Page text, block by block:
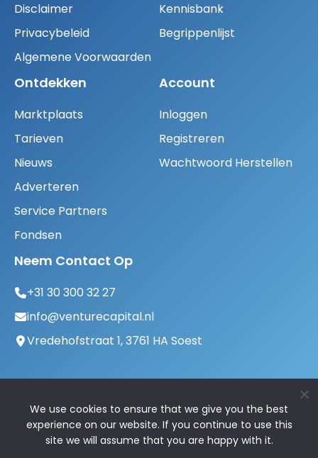
Disclaimer
Privacybeleid
Algemene Voorwaarden
Kennisbank
Begrippenlijst
Ontdekken
Marktplaats
Tarieven
Nieuws
Adverteren
Service Partners
Fondsen
Account
Inloggen
Registreren
Wachtwoord Herstellen
Neem Contact Op
+31 30 300 32 27
info@venturecapital.nl
Vredehofstraat 1, 3761 HA Soest
We use cookies to ensure that we give you the best
experience on our website. If you continue to use this
site we will assume that you are happy with it.